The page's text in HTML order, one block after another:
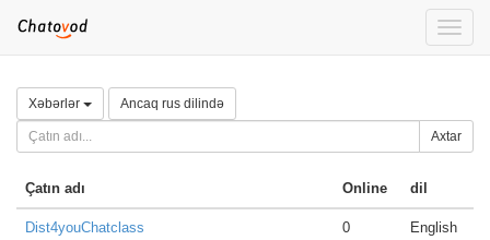
Toggle
Xəbərlər Ancaq rus dilində
Axtar
Çatın adı Online dil
Dist4youChatclass 0 English